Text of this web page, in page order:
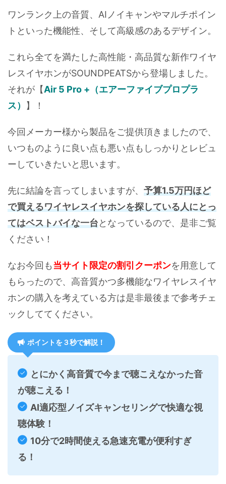
ワンランク上の音質、AIノイキャンやマルチポイン
トといった機能性、そして高級感のあるデザイン。
これら全てを満たした高性能・高品質な新作ワイヤ
レスイヤホンがSOUNDPEATSから登場しました。
それが【Air 5 Pro +（エアーファイブプロプラ
ス）
】！
今回メーカー様から製品をご提供頂きましたので、
いつものように良い点も悪い点もしっかりとレビュ
ーしていきたいと思います。
先に結論を言ってしまいますが、 予算1.5万円ほど
で買えるワイヤレスイヤホンを探している人にとっ
てはベストバイな一台となっているので、是非ご覧
ください！
なお今回も当サイト限定の割引クーポンを用意して
もらったので、高音質かつ多機能なワイヤレスイヤ
ホンの購入を考えている方は是非最後まで参考チェ
ックしててください。
ポイントを３秒で解説！
とにかく高音質で今まで聴こえなかった音
が聴こえる！
AI適応型ノイズキャンセリングで快適な視
聴体験！
10分で2時間使える急速充電が便利すぎ
る！